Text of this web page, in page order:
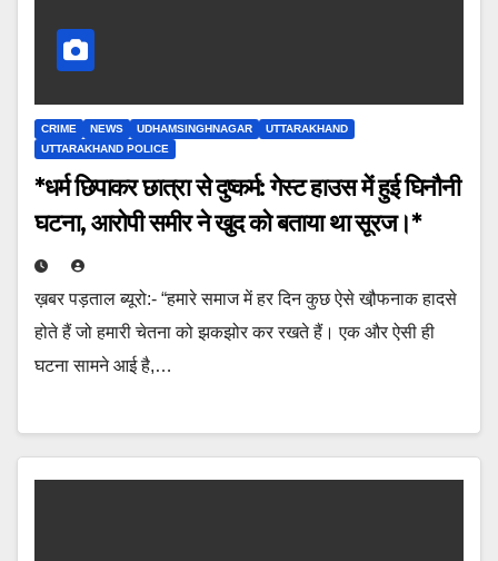
CRIME NEWS UDHAMSINGHNAGAR
UTTARAKHAND
UTTARAKHAND POLICE
*धर्म छिपाकर छात्रा से दुष्कर्म: गेस्ट हाउस में हुई घिनौनी
घटना, आरोपी समीर ने खुद को बताया था सूरज।*
ख़बर पड़ताल ब्यूरो:- “हमारे समाज में हर दिन कुछ ऐसे खौ़फनाक हादसे
होते हैं जो हमारी चेतना को झकझोर कर रखते हैं। एक और ऐसी ही
घटना सामने आई है,…